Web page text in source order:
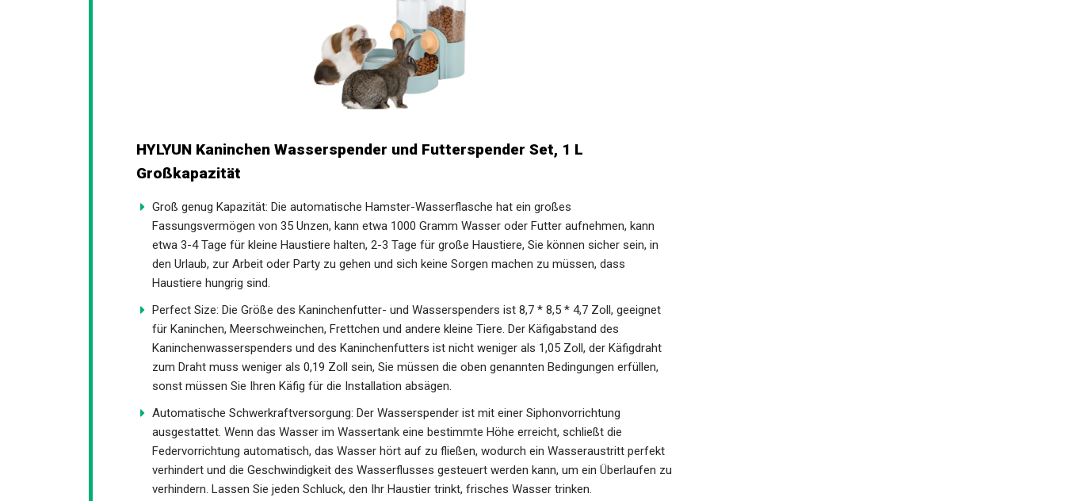
HYLYUN Kaninchen Wasserspender und Futterspender Set, ​1 L
Großkapazität
Groß genug Kapazität: Die automatische Hamster-Wasserflasche hat ein großes
Fassungsvermögen von 35 Unzen, kann etwa 1000 Gramm Wasser oder Futter aufnehmen, kann
etwa 3-4 Tage für kleine Haustiere halten, 2-3 Tage für große Haustiere, Sie können sicher sein, in
den Urlaub, zur Arbeit oder Party zu gehen und sich keine Sorgen machen zu müssen, dass
Haustiere hungrig sind.
Perfect Size: Die Größe des Kaninchenfutter- und Wasserspenders ist 8,7 * 8,5 * 4,7 Zoll, geeignet
für Kaninchen, Meerschweinchen, Frettchen und andere kleine Tiere. Der Käfigabstand des
Kaninchenwasserspenders und des Kaninchenfutters ist nicht weniger als 1,05 Zoll, der Käfigdraht
zum Draht muss weniger als 0,19 Zoll sein, Sie müssen die oben genannten Bedingungen erfüllen,
sonst müssen Sie Ihren Käfig für die Installation absägen.
Automatische Schwerkraftversorgung: Der Wasserspender ist mit einer Siphonvorrichtung
ausgestattet. Wenn das Wasser im Wassertank eine bestimmte Höhe erreicht, schließt die
Federvorrichtung automatisch, das Wasser hört auf zu fließen, wodurch ein Wasseraustritt perfekt
verhindert und die Geschwindigkeit des Wasserflusses gesteuert werden kann, um ein Überlaufen zu
verhindern. Lassen Sie jeden Schluck, den Ihr Haustier trinkt, frisches Wasser trinken.